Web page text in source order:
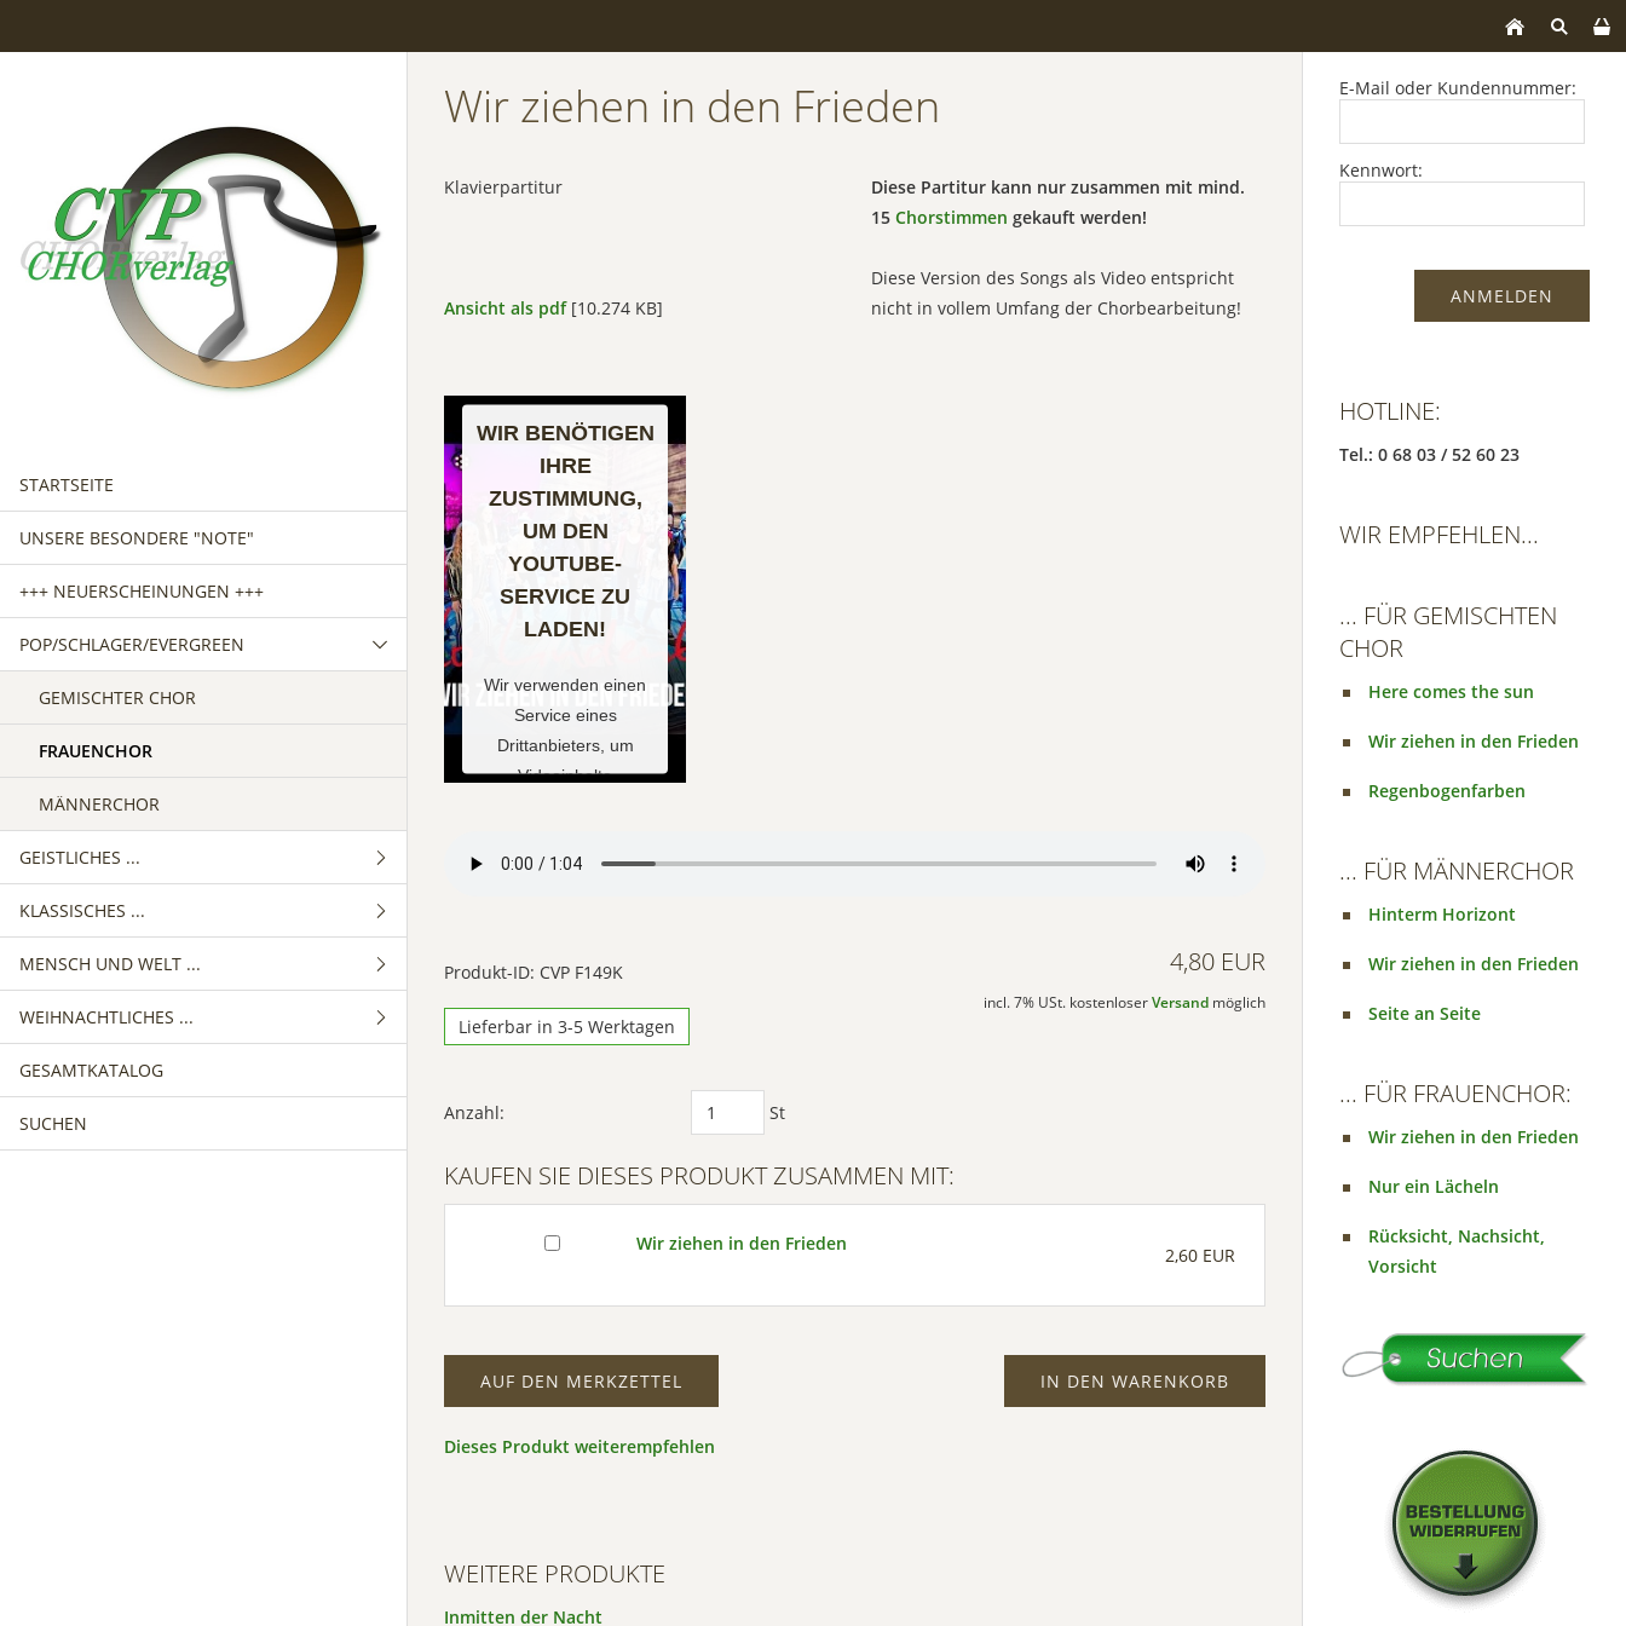
STARTSEITE
UNSERE BESONDERE "NOTE"
+++ NEUERSCHEINUNGEN +++
POP/SCHLAGER/EVERGREEN
GEMISCHTER CHOR
FRAUENCHOR
MÄNNERCHOR
GEISTLICHES ...
GEMISCHTER CHOR
FRAUENCHOR
MÄNNERCHOR
KLASSISCHES ...
GEMISCHTER CHOR
FRAUENCHOR
MÄNNERCHOR
MENSCH UND WELT ...
GEMISCHTER CHOR
FRAUENCHOR
MÄNNERCHOR
WEIHNACHTLICHES ...
GEMISCHTER CHOR
FRAUENCHOR
GESAMTKATALOG
SUCHEN
Wir ziehen in den Frieden
Klavierpartitur
Ansicht als pdf[10.274 KB]
Diese Partitur kann nur zusammen mit mind.
15Chorstimmen gekauft werden!
Diese Version des Songs als Video entspricht
nicht in vollem Umfang der Chorbearbeitung!
WIR BENÖTIGEN
IHRE
ZUSTIMMUNG,
UM DEN
YOUTUBE-
SERVICE ZU
LADEN!
Wir verwenden einen
Service eines
Drittanbieters, um
Videoinhalte
Ihren Aktivitäten
zu, um dieses Video
anzusehen.
Akzeptieren
Powered by
Usercentrics Consent
Produkt-ID: CVP F149K
Lieferbar in 3-5 Werktagen
4,80 EUR
incl. 7% USt. kostenloser Versandmöglich
Anzahl: St
KAUFEN SIE DIESES PRODUKT ZUSAMMEN MIT:
Wir ziehen in den Frieden
2,60 EUR
IN DEN WARENKORB
AUF DEN MERKZETTEL
Dieses Produkt weiterempfehlen
WEITERE PRODUKTE
Inmitten der Nacht
E-Mail oder Kundennummer:
Kennwort:
HOTLINE:
Tel.: 0 68 03 / 52 60 23
WIR EMPFEHLEN...
... FÜR GEMISCHTEN
CHOR
Here comes the sun
Wir ziehen in den Frieden
Regenbogenfarben
... FÜR MÄNNERCHOR
Hinterm Horizont
Wir ziehen in den Frieden
Seite an Seite
... FÜR FRAUENCHOR:
Wir ziehen in den Frieden
Nur ein Lächeln
Rücksicht, Nachsicht,
Vorsicht